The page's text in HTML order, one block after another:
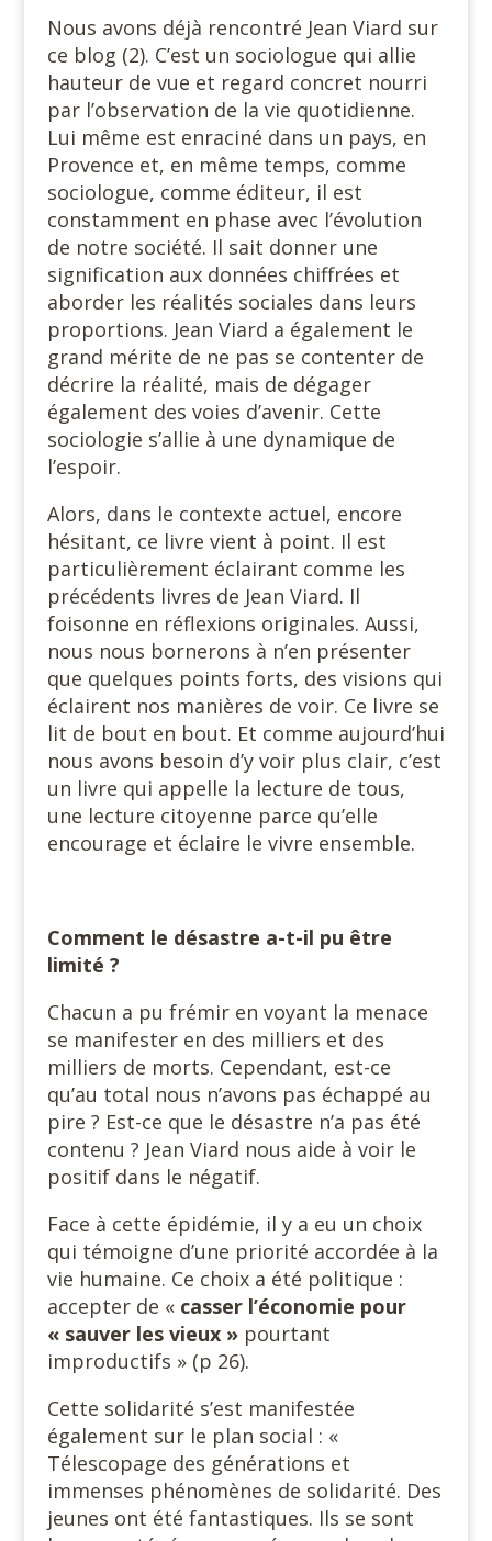
Nous avons déjà rencontré Jean Viard sur
ce blog (2). C’est un sociologue qui allie
hauteur de vue et regard concret nourri
par l’observation de la vie quotidienne.
Lui même est enraciné dans un pays, en
Provence et, en même temps, comme
sociologue, comme éditeur, il est
constamment en phase avec l’évolution
de notre société. Il sait donner une
signification aux données chiffrées et
aborder les réalités sociales dans leurs
proportions. Jean Viard a également le
grand mérite de ne pas se contenter de
décrire la réalité, mais de dégager
également des voies d’avenir. Cette
sociologie s’allie à une dynamique de
l’espoir.
Alors, dans le contexte actuel, encore
hésitant, ce livre vient à point. Il est
particulièrement éclairant comme les
précédents livres de Jean Viard. Il
foisonne en réflexions originales. Aussi,
nous nous bornerons à n’en présenter
que quelques points forts, des visions qui
éclairent nos manières de voir. Ce livre se
lit de bout en bout. Et comme aujourd’hui
nous avons besoin d’y voir plus clair, c’est
un livre qui appelle la lecture de tous,
une lecture citoyenne parce qu’elle
encourage et éclaire le vivre ensemble.
Comment le désastre a-t-il pu être
limité ?
Chacun a pu frémir en voyant la menace
se manifester en des milliers et des
milliers de morts. Cependant, est-ce
qu’au total nous n’avons pas échappé au
pire ? Est-ce que le désastre n’a pas été
contenu ? Jean Viard nous aide à voir le
positif dans le négatif.
Face à cette épidémie, il y a eu un choix
qui témoigne d’une priorité accordée à la
vie humaine. Ce choix a été politique :
accepter de « casser l’économie pour
« sauver les vieux »pourtant
improductifs » (p 26).
Cette solidarité s’est manifestée
également sur le plan social : «
Télescopage des générations et
immenses phénomènes de solidarité. Des
jeunes ont été fantastiques. Ils se sont